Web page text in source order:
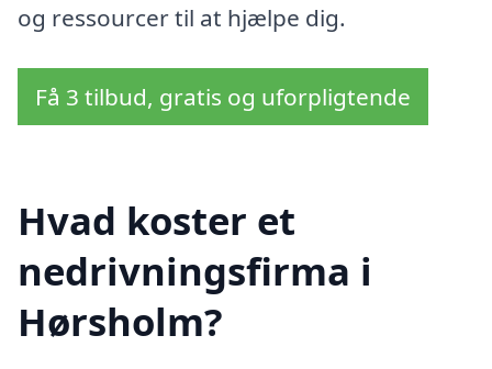
og ressourcer til at hjælpe dig.
Få 3 tilbud, gratis og uforpligtende
Hvad koster et
nedrivningsfirma i
Hørsholm?